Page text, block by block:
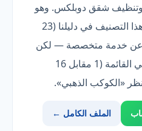
شقق دوبلكس. وهو
أعلى من متوسط شركات هذا التصنيف في دليلنا (23
عن خدمة متخصصة — لكن
تغطيتها أضيق من الأوسع في القائمة (1 مقابل 16
«الكوكب الذهبي».
الملف الكامل ←